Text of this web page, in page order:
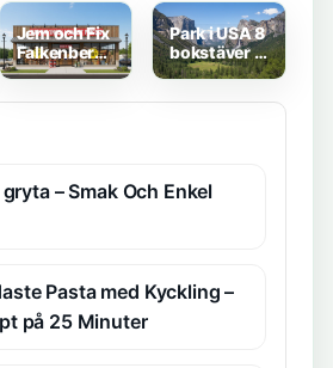
på Hemnet
och Booli
Jem och Fix
Falkenberg
–
och Enkel
Park i USA 8
bokstäver –
Yosemite
fakta
– Smak Och Enkel
Pasta med Kyckling –
på 25 Minuter